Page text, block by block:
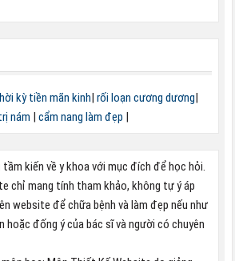
kỳ tiền mãn kinh| rối loạn cương dương|
nám | cẩm nang làm đẹp |
tầm kiến về y khoa với mục đích để học hỏi.
chỉ mang tính tham khảo, không tự ý áp
website để chữa bệnh và làm đẹp nếu như
hoặc đống ý của bác sĩ và người có chuyên